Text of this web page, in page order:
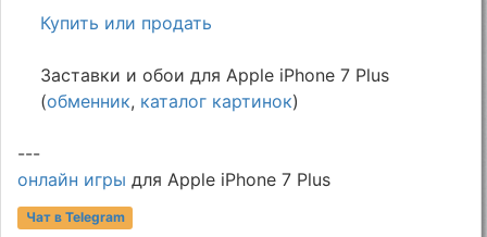
Купить или продать
Заставки и обои для Apple iPhone 7 Plus
(обменник, каталог картинок)
---
онлайн игры для Apple iPhone 7 Plus
Чат в Telegram